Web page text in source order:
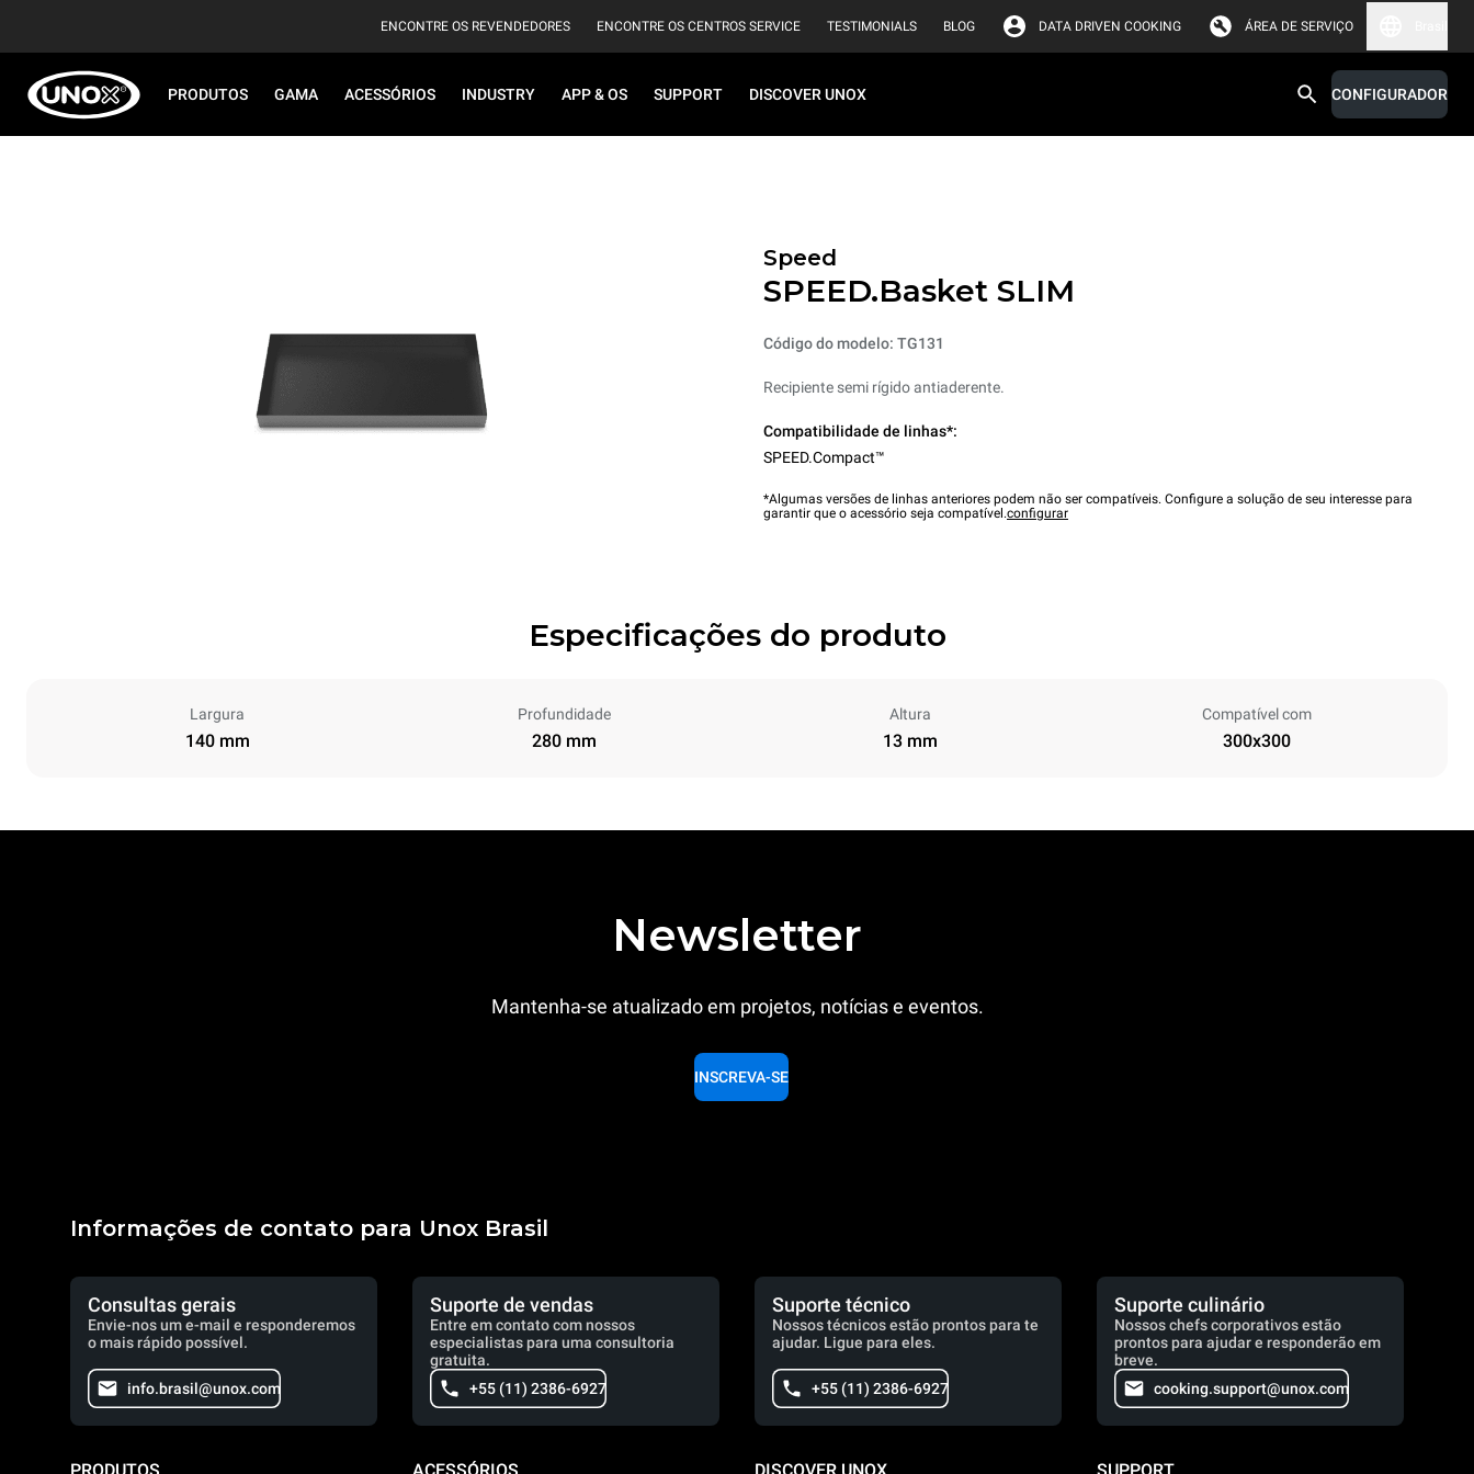
ENCONTRE OS REVENDEDORES ENCONTRE OS CENTROS SERVICE TESTIMONIALS BLOG DATA DRIVEN COOKING ÁREA DE SERVIÇO
PRODUTOS GAMA ACESSÓRIOS INDUSTRY APP & OS SUPPORT DISCOVER UNOX CONFIGURADOR
Speed
SPEED.Basket SLIM
Código do modelo: TG131
Recipiente semi rígido antiaderente.
Compatibilidade de linhas*:
SPEED.Compact™
*Algumas versões de linhas anteriores podem não ser compatíveis. Configure a solução de seu interesse para
garantir que o acessório seja compatível.configurar
Especificações do produto
Largura
140 mm
Profundidade
280 mm
Altura
13 mm
Compatível com
300x300
Newsletter
Mantenha-se atualizado em projetos, notícias e eventos.
INSCREVA-SE
Informações de contato para Unox Brasil
Consultas gerais
Envie-nos um e-mail e responderemos
o mais rápido possível.
info.brasil@unox.com
Suporte de vendas
Entre em contato com nossos
especialistas para uma consultoria
gratuita.
+55 (11) 2386-6927
Suporte técnico
Nossos técnicos estão prontos para te
ajudar. Ligue para eles.
+55 (11) 2386-6927
Suporte culinário
Nossos chefs corporativos estão
prontos para ajudar e responderão em
breve.
cooking.support@unox.com